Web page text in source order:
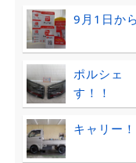
9月1日か
ポルシェ
す！！
キャリー！